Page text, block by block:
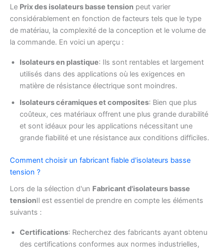
Le Prix des isolateurs basse tension peut varier
considérablement en fonction de facteurs tels que le type
de matériau, la complexité de la conception et le volume de
la commande. En voici un aperçu :
Isolateurs en plastique: Ils sont rentables et largement
utilisés dans des applications où les exigences en
matière de résistance électrique sont moindres.
Isolateurs céramiques et composites: Bien que plus
coûteux, ces matériaux offrent une plus grande durabilité
et sont idéaux pour les applications nécessitant une
grande fiabilité et une résistance aux conditions difficiles.
Comment choisir un fabricant fiable d'isolateurs basse
tension ?
Lors de la sélection d'un Fabricant d'isolateurs basse
tensionIl est essentiel de prendre en compte les éléments
suivants :
Certifications: Recherchez des fabricants ayant obtenu
des certifications conformes aux normes industrielles,